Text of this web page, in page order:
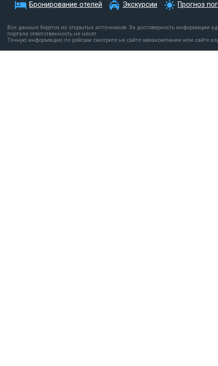
Бронирование отелей Экскурсии Прогноз
Все данные берутся из открытых источников. За достоверность информации
портала ответственность не несет.
Точную информацию по рейсам смотрите на сайте авиакомпании или сайте